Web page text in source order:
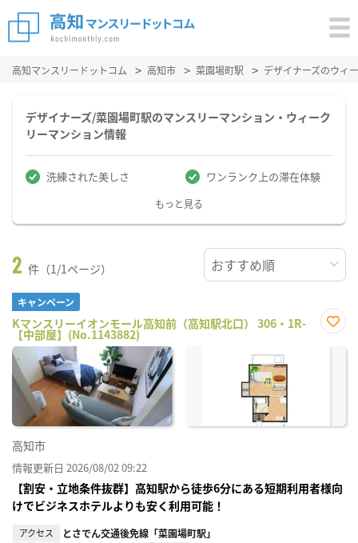
高知マンスリードットコム 高知市 菜園場町駅 デザイナーズのウィ
デザイナーズ/菜園場町駅のマンスリーマンション・ウィーク
リーマンション情報
洗練された美しさ ワンランク上の滞在体験
もっと見る
2 件（1/1ページ）
キャンペーン
Kマンスリーイオンモール高知前（高知駅北口） 306・1R-
【中部屋】(No.1143882)
に入
高知市
情報更新日 2026/08/02 09:22
【割安・立地条件抜群】高知駅から徒歩6分にある短期利用者様向
けでビジネスホテルよりも安く利用可能！
アクセス とさでん交通後免線「菜園場町駅」